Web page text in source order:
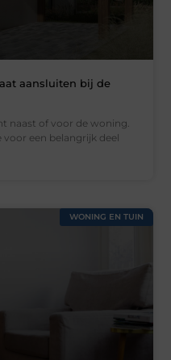
aansluiten bij de
naast of voor de woning.
een belangrijk deel
WONING EN TUIN